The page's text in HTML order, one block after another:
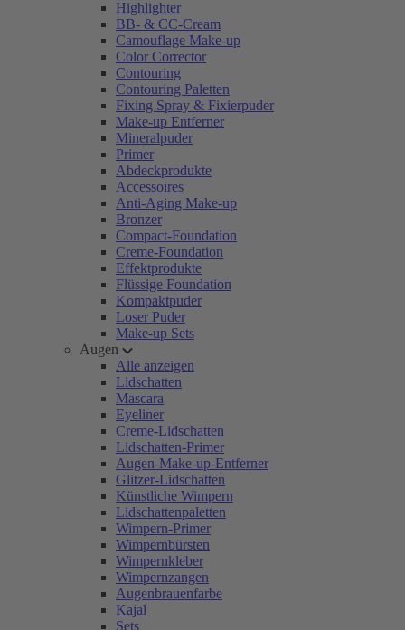
Highlighter
BB- & CC-Cream
Camouflage Make-up
Color Corrector
Contouring
Contouring Paletten
Fixing Spray & Fixierpuder
Make-up Entferner
Mineralpuder
Primer
Abdeckprodukte
Accessoires
Anti-Aging Make-up
Bronzer
Compact-Foundation
Creme-Foundation
Effektprodukte
Flüssige Foundation
Kompaktpuder
Loser Puder
Make-up Sets
Augen
Alle anzeigen
Lidschatten
Mascara
Eyeliner
Creme-Lidschatten
Lidschatten-Primer
Augen-Make-up-Entferner
Glitzer-Lidschatten
Künstliche Wimpern
Lidschattenpaletten
Wimpern-Primer
Wimpernbürsten
Wimpernkleber
Wimpernzangen
Augenbrauenfarbe
Kajal
Sets